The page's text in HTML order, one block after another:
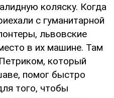
коляску. Когда
с гуманитарной
львовские
в их машине. Там
который
помог быстро
того, чтобы